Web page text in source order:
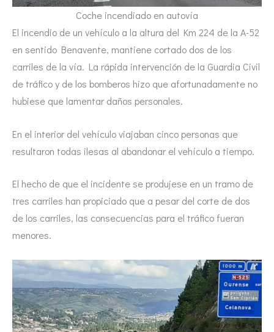
Coche incendiado en autovía
El incendio de un vehículo a la altura del Km 224 de la A-52
en sentido Benavente, mantiene cortado dos de los
carriles de la vía. La rápida intervención de la Guardia Civil
de tráfico y de los bomberos hizo que afortunadamente no
hubiese que lamentar daños personales.
En el interior del vehículo viajaban cinco personas que
resultaron todas ilesas al abandonar el vehículo a tiempo.
El hecho de que el incidente se produjese en un tramo de
tres carriles han propiciado que a pesar del corte de dos
de los carriles, las consecuencias para el tráfico fueran
menores.